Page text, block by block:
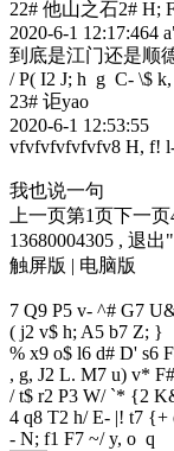
22# 他山之石2# H;
2020-6-1 12:17:464
到底是江门还是顺
/ P( I2 J; h g C- \$
23# 讵yao
2020-6-1 12:53:55
vfvfvfvfvfvfv8 H, f!
我也说一句
上一页第1页下一页
13680004305 , 退出
触屏版 | 电脑版
7 Q9 P5 v- ^# G7
( j2 v$ h; A5 b7 Z; }
% x9 o$ l6 d# D' s6
, g, J2 L. M7 u) v*
/ t$ r2 P3 W/ `* {2
4 q8 T2 h/ E- |! t7 {+
- N; f1 F7 ~/ y, o q